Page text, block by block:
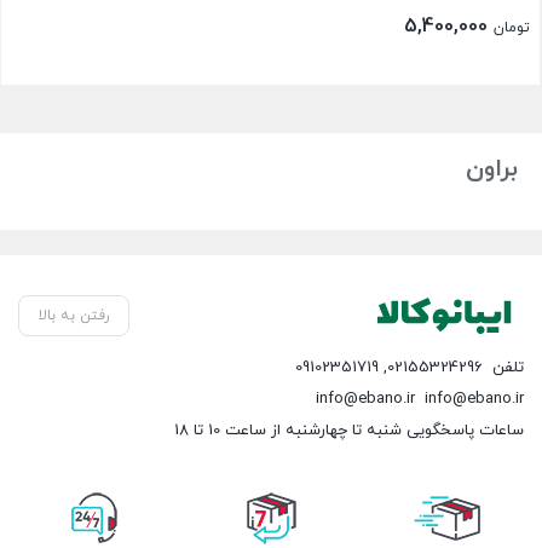
تومان
براون
رفتن به بالا
تلفن 02155324296
,
09102351719
info@ebano.ir
info@ebano.ir
ساعات پاسخگویی شنبه تا چهارشنبه از ساعت 10 تا 18